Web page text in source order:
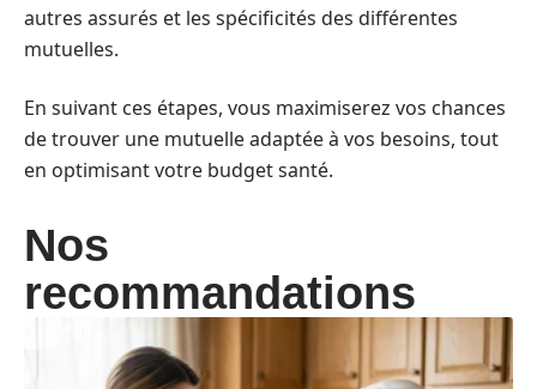
autres assurés et les spécificités des différentes
mutuelles.
En suivant ces étapes, vous maximiserez vos chances
de trouver une mutuelle adaptée à vos besoins, tout
en optimisant votre budget santé.
Nos
recommandations